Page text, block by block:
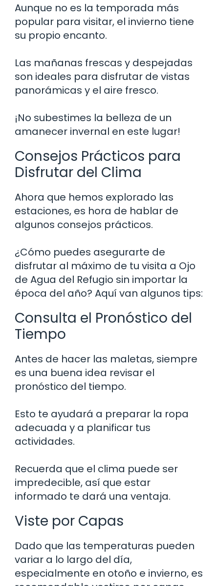
Aunque no es la temporada más
popular para visitar, el invierno tiene
su propio encanto.
Las mañanas frescas y despejadas
son ideales para disfrutar de vistas
panorámicas y el aire fresco.
¡No subestimes la belleza de un
amanecer invernal en este lugar!
Consejos Prácticos para
Disfrutar del Clima
Ahora que hemos explorado las
estaciones, es hora de hablar de
algunos consejos prácticos.
¿Cómo puedes asegurarte de
disfrutar al máximo de tu visita a Ojo
de Agua del Refugio sin importar la
época del año? Aquí van algunos tips:
Consulta el Pronóstico del
Tiempo
Antes de hacer las maletas, siempre
es una buena idea revisar el
pronóstico del tiempo.
Esto te ayudará a preparar la ropa
adecuada y a planificar tus
actividades.
Recuerda que el clima puede ser
impredecible, así que estar
informado te dará una ventaja.
Viste por Capas
Dado que las temperaturas pueden
variar a lo largo del día,
especialmente en otoño e invierno, es